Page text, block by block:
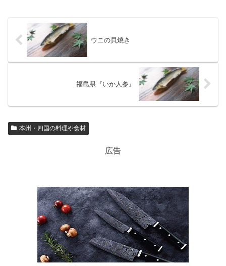
ウニの貝焼き
福島県『いか人参』
本州・四国の料理や食材
広告